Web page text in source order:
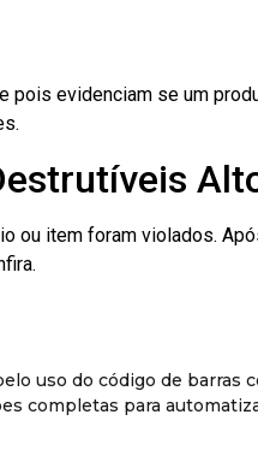
evidenciam se um
ou item foram violados.
uso do código de barras
completas para